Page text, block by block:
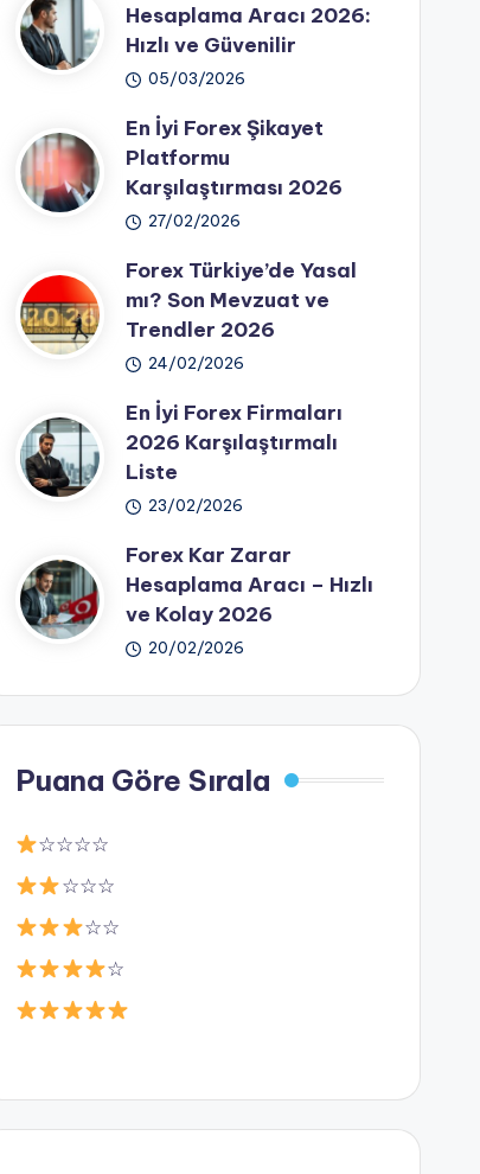
Hesaplama Aracı 2026:
Hızlı ve Güvenilir
05/03/2026
En İyi Forex Şikayet
Platformu
Karşılaştırması 2026
27/02/2026
Forex Türkiye’de Yasal
mı? Son Mevzuat ve
Trendler 2026
24/02/2026
En İyi Forex Firmaları
2026 Karşılaştırmalı
Liste
23/02/2026
Forex Kar Zarar
Hesaplama Aracı – Hızlı
ve Kolay 2026
20/02/2026
Puana Göre Sırala
☆☆☆☆
☆☆☆
☆☆
☆